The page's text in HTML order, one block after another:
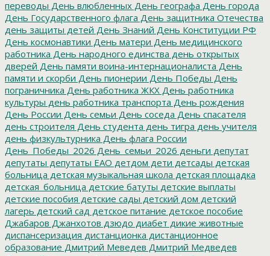
переводы День влюбленных День географа День города
День Государственного флага День защитника Отечества
день защиты детей День Знаний День Конституции РФ
День космонавтики День матери День медицинского
работника День народного единства день открытых
дверей День памяти воина-интернационалиста День
памяти и скорби День пионерии День Победы День
пограничника День работника ЖКХ День работника
культуры день работника транспорта День рождения
День России День семьи День соседа День спасателя
день строителя День студента день тигра день учителя
день физкультурника День флага России
День_Победы_2026 День_семьи_2026 деньги депутат
депутаты депутаты ЕАО детдом дети детсады детская
больница детская музыкальная школа детская площадка
детская_больница детские батуты детские выплаты
детские пособия детские сады детский дом детский
лагерь детский сад детское питание детское пособие
Джабаров Джанхотов дзюдо диабет дикие животные
диспансеризация дистанционка дистанционное
образование Дмитрий Меведев Дмитрий Медведев